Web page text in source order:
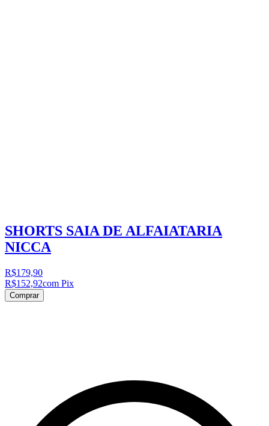
SHORTS SAIA DE ALFAIATARIA
NICCA
R$179,90
R$152,92com Pix
Comprar